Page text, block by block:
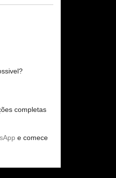
completas
e comece